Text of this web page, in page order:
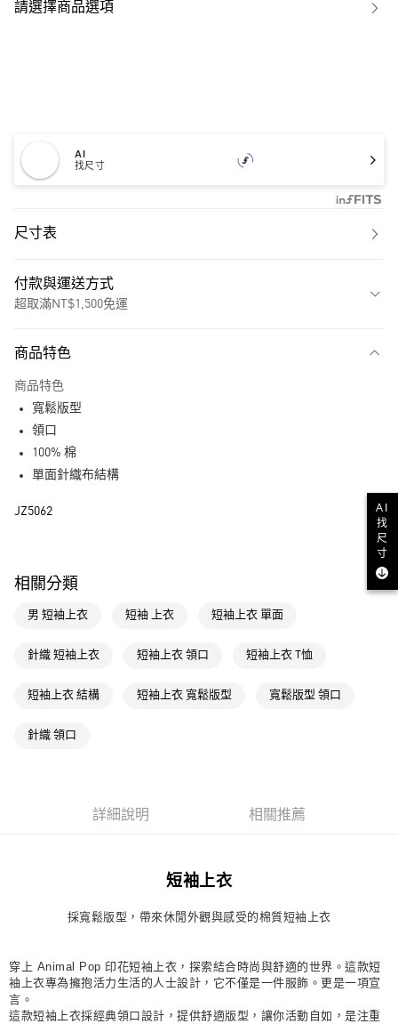
請選擇商品選項
AI
找尺寸
尺寸表
付款與運送方式
超取滿NT$1,500免運
LINE Pay
運送方式
付款後全家取貨
每筆NT$80，滿NT$1,500(含以上)免運費
萊爾富取貨付款
每筆NT$80，滿NT$1,500(含以上)免運費
付款後7-11取貨
每筆NT$80，滿NT$1,500(含以上)免運費
商品特色
商品特色
寬鬆版型
領口
100% 棉
單面針織布結構
JZ5062
相關分類
男 短袖上衣 短袖 上衣 短袖上衣 單面
針織 短袖上衣 短袖上衣 領口 短袖上衣 T恤
短袖上衣 結構 短袖上衣 寬鬆版型 寬鬆版型 領口
針織 領口
詳細說明 相關推薦
短袖上衣
採寬鬆版型，帶來休閒外觀與感受的棉質短袖上衣
穿上 Animal Pop 印花短袖上衣，探索結合時尚與舒適的世界。這款短
袖上衣專為擁抱活力生活的人士設計，它不僅是一件服飾。更是一項宣
言。
這款短袖上衣採經典領口設計，提供舒適版型，讓你活動自如，是注重
AI
找
尺
寸